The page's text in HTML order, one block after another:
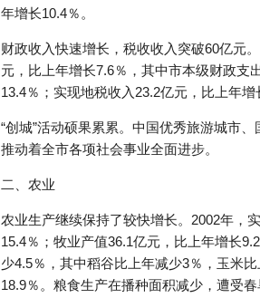
年增长10.4％。
财政收入快速增长，税收收入突破60亿元
元，比上年增长7.6％，其中市本级财政支
13.4％；实现地税收入23.2亿元，比上年增
“创城”活动硕果累累。中国优秀旅游城市
推动着全市各项社会事业全面进步。
二、农业
农业生产继续保持了较快增长。2002年，
15.4％；牧业产值36.1亿元，比上年增长
少4.5％，其中稻谷比上年减少3％，玉米
18.9％。粮食生产在播种面积减少，遭受